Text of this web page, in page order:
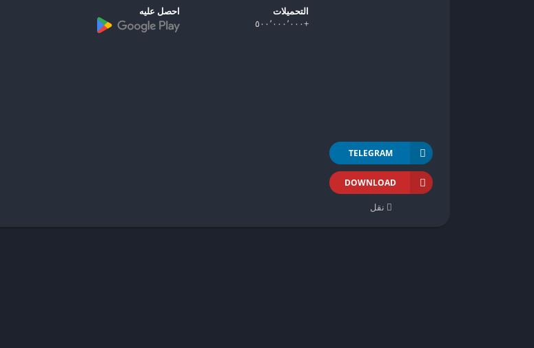
TELEGRAM
DOWNLOAD
نقل
التحميلات
+٥٠٠٬٠٠٠٬٠٠٠
احصل عليه